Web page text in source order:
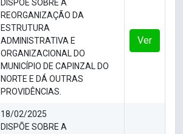
DISPÕE SOBRE A
REORGANIZAÇÃO DA
ESTRUTURA
ADMINISTRATIVA E
ORGANIZACIONAL DO
MUNICÍPIO DE CAPINZAL DO
NORTE E DÁ OUTRAS
PROVIDÊNCIAS.
Ver
18/02/2025
DISPÕE SOBRE A